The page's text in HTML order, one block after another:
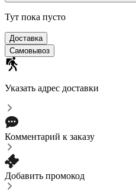
Тут пока пусто
Доставка
Самовывоз
Указать адрес доставки
Комментарий к заказу
Добавить промокод